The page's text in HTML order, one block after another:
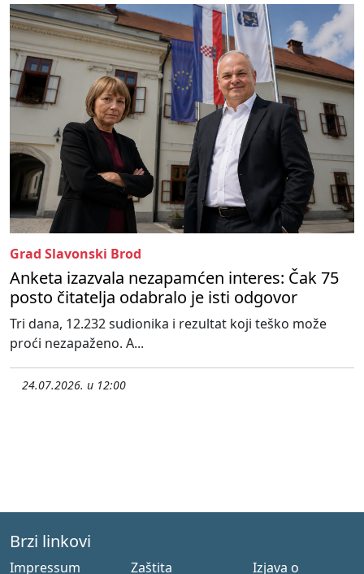
Grad Slavonski Brod
Anketa izazvala nezapamćen interes: Čak 75
posto čitatelja odabralo je isti odgovor
Tri dana, 12.232 sudionika i rezultat koji teško može
proći nezapaženo. A...
24.07.2026. u 12:00
Brzi linkovi
Impressum Zaštita Izjava o